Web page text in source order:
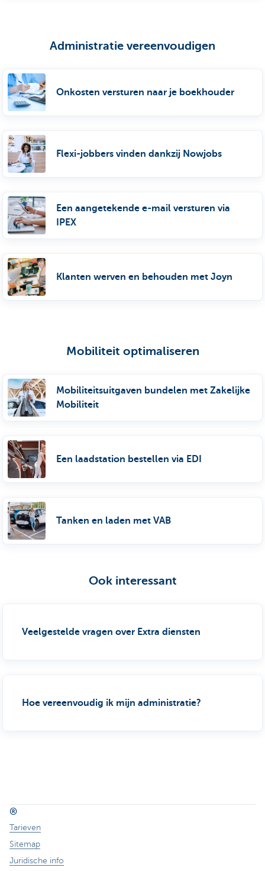
Administratie vereenvoudigen
Onkosten versturen naar je boekhouder
Flexi-jobbers vinden dankzij Nowjobs
Een aangetekende e-mail versturen via
IPEX
Klanten werven en behouden met Joyn
Mobiliteit optimaliseren
Mobiliteitsuitgaven bundelen met Zakelijke
Mobiliteit
Een laadstation bestellen via EDI
Tanken en laden met VAB
Ook interessant
Veelgestelde vragen over Extra diensten
Hoe vereenvoudig ik mijn administratie?
®
Tarieven
Sitemap
Juridische info